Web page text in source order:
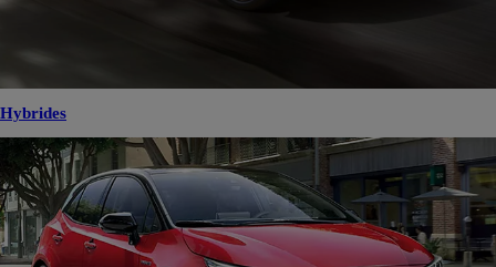
Hybrides